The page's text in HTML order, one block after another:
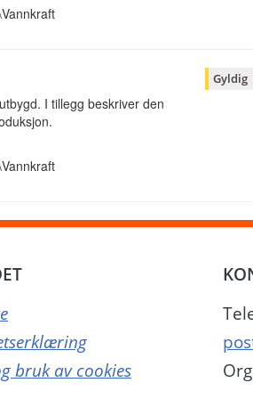
I tillegg beskriver den
Gyldig